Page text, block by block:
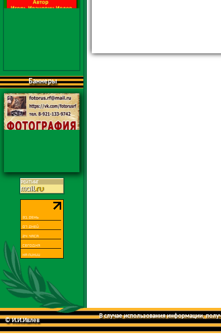
Баннеры
© И.И.Ивлев
В случае использования информации,